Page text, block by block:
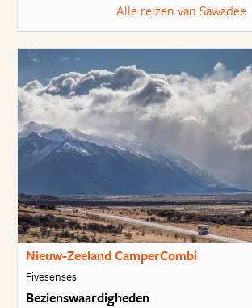
Alle reizen van Sawadee
Nieuw-Zeeland CamperCombi
Fivesenses
Bezienswaardigheden